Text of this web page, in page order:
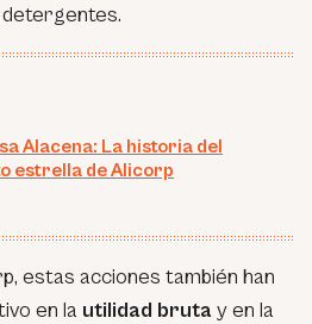
Alacena: La historia del
estrella de Alicorp
estas acciones también han
en la utilidad bruta y en la